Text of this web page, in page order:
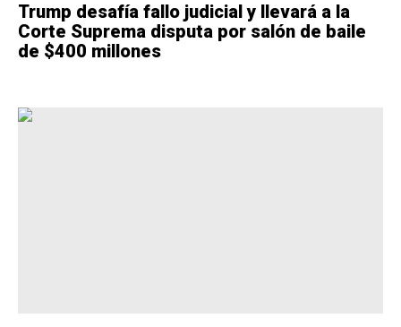
Trump desafía fallo judicial y llevará a la
Corte Suprema disputa por salón de baile
de $400 millones